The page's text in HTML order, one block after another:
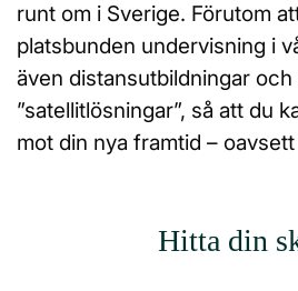
runt om i Sverige. Förutom
platsbunden undervisning i
även distansutbildningar och
”satellitlösningar”, så att du
mot din nya framtid –
Hitta din